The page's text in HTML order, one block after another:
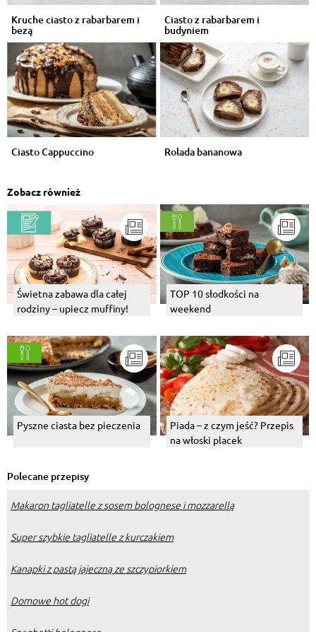
Kruche ciasto z rabarbarem i
bezą
Ciasto z rabarbarem i
budyniem
Ciasto Cappuccino Rolada bananowa
Zobacz również
Świetna zabawa dla całej
rodziny – upiecz muffiny!
TOP 10 słodkości na
weekend
Pyszne ciasta bez pieczenia
Piada – z czym jeść? Przepis
na włoski placek
Polecane przepisy
Makaron tagliatelle z sosem bolognese i mozzarellą
Super szybkie tagliatelle z kurczakiem
Kanapki z pastą jajeczną ze szczypiorkiem
Domowe hot dogi